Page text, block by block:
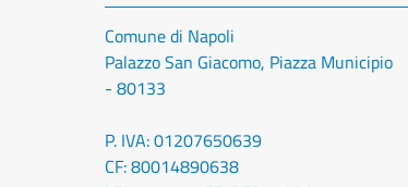
Comune di Napoli
Palazzo San Giacomo, Piazza Municipio
- 80133
P. IVA: 01207650639
CF: 80014890638